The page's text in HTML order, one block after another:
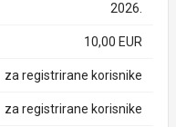
2026.
10,00 EUR
za registrirane korisnike
za registrirane korisnike